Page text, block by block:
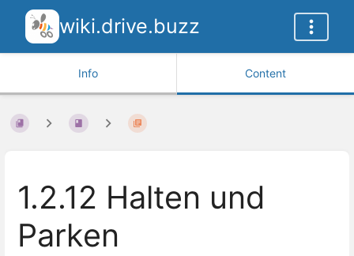
wiki.drive.buzz
Info Content
1.2.12 Halten und
Parken